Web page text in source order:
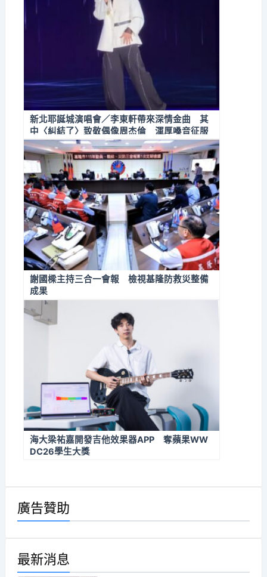
新北耶誕城演唱會／李東軒帶來深情金曲 其
中〈糾結了〉致敬偶像周杰倫 渾厚嗓音征服
台下歌迷
謝國樑主持三合一會報 檢視基隆防救災整備
成果
海大梁祐嘉開發吉他效果器APP 奪蘋果WW
DC26學生大獎
廣告贊助
最新消息